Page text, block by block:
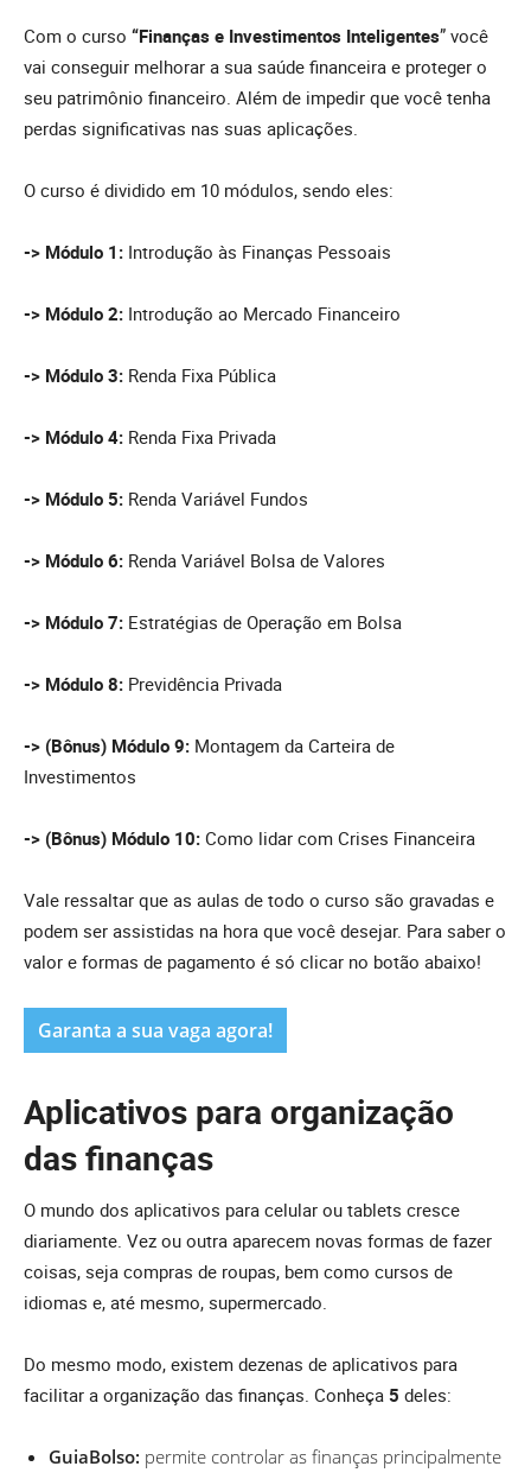
Com o curso “Finanças e Investimentos Inteligentes” você
vai conseguir melhorar a sua saúde financeira e proteger o
seu patrimônio financeiro. Além de impedir que você tenha
perdas significativas nas suas aplicações.
O curso é dividido em 10 módulos, sendo eles:
-> Módulo 1: Introdução às Finanças Pessoais
-> Módulo 2: Introdução ao Mercado Financeiro
-> Módulo 3: Renda Fixa Pública
-> Módulo 4: Renda Fixa Privada
-> Módulo 5: Renda Variável Fundos
-> Módulo 6: Renda Variável Bolsa de Valores
-> Módulo 7: Estratégias de Operação em Bolsa
-> Módulo 8: Previdência Privada
-> (Bônus) Módulo 9: Montagem da Carteira de
Investimentos
-> (Bônus) Módulo 10: Como lidar com Crises Financeira
Vale ressaltar que as aulas de todo o curso são gravadas e
podem ser assistidas na hora que você desejar. Para saber o
valor e formas de pagamento é só clicar no botão abaixo!
Garanta a sua vaga agora!
Aplicativos para organização
das finanças
O mundo dos aplicativos para celular ou tablets cresce
diariamente. Vez ou outra aparecem novas formas de fazer
coisas, seja compras de roupas, bem como cursos de
idiomas e, até mesmo, supermercado.
Do mesmo modo, existem dezenas de aplicativos para
facilitar a organização das finanças. Conheça 5 deles:
GuiaBolso: permite controlar as finanças principalmente